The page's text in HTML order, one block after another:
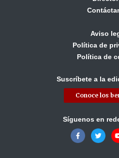
Aviso
Política de
Política de
Suscríbete a la
Conoce los
Síguenos en